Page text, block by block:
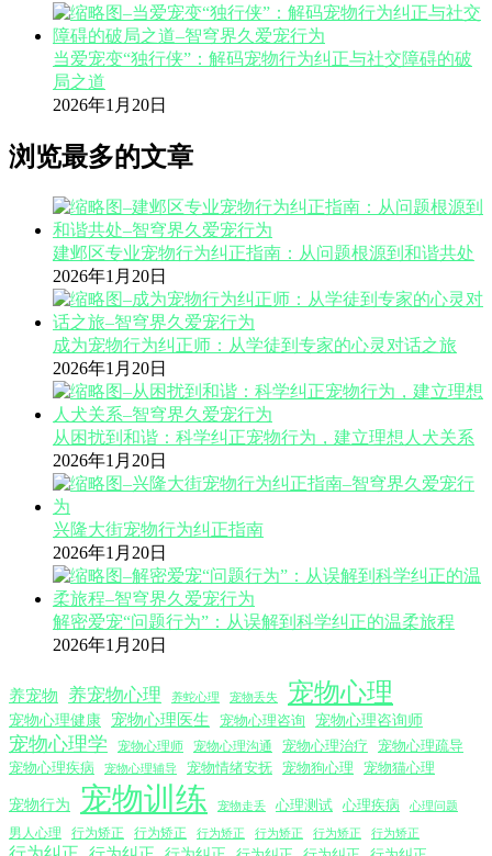
当爱宠变“独行侠”：解码宠物行为纠正与社交障碍的破
局之道
2026年1月20日
浏览最多的文章
建邺区专业宠物行为纠正指南：从问题根源到和谐共处
2026年1月20日
成为宠物行为纠正师：从学徒到专家的心灵对话之旅
2026年1月20日
从困扰到和谐：科学纠正宠物行为，建立理想人犬关系
2026年1月20日
兴隆大街宠物行为纠正指南
2026年1月20日
解密爱宠“问题行为”：从误解到科学纠正的温柔旅程
2026年1月20日
养宠物 养宠物心理 养蛇心理 宠物丢失 宠物心理
宠物心理健康 宠物心理医生 宠物心理咨询 宠物心理咨询师
宠物心理学 宠物心理师 宠物心理沟通 宠物心理治疗
宠物心理疏导
宠物心理疾病
宠物心理辅导 宠物情绪安抚 宠物狗心理 宠物猫心理
宠物行为 宠物训练 宠物走丢 心理测试 心理疾病 心理问题
男人心理 行为矫正 行为矫正 行为矫正 行为矫正 行为矫正 行为矫正